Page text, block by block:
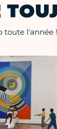
toute l'année !